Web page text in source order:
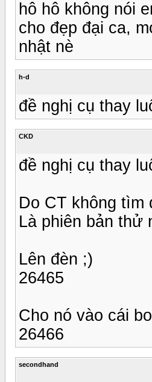
hô hô không nói
cho đẹp đại ca,
nhật nè
h-d
đề nghị cụ thay
CKD
đề nghị cụ thay
Do CT không tìm
Là phiên bản thử
Lên đèn ;)
26465
Cho nó vào cái
26466
secondhand